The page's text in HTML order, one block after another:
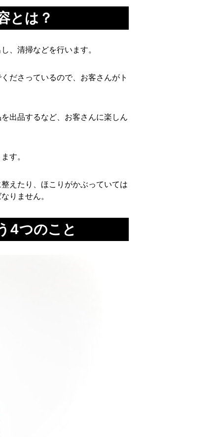
とは？
、清掃などを行います。
ださっているので、お客さんがト
出品するなど、お客さんに楽しん
す。
えたり、ほこりがかぶっていては
りません。
4つのこと